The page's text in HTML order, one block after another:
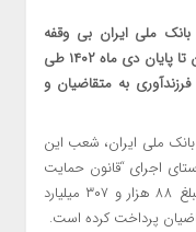
ملی ایران بی وقفه
پرداخت می شود ؛ این بانک از ابتدای فروردین تا پایان دی ماه ۱۴۰۲ طی
فقره تسهیلات فرزندآوری به متقاضیان و
ملی ایران، شعب این
گذشته در راستای اجرای “قانون حمایت
از خانواده و جوانی جمعیت” در مجموع به مبلغ ۸۸ هزار و ۳۰۷ میلیارد
پرداخت کرده است.